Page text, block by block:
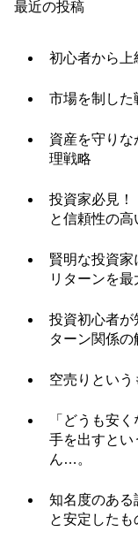
最近の投稿
初心者から上
市場を制した
資産を守り
理戦略
投資家必見！
と信頼性の高
賢明な投資家
リターンを
投資初心者が
ターン関係の
空売りという
「どうも安
手を出すとい
ん…。
知名度のある
と安定した